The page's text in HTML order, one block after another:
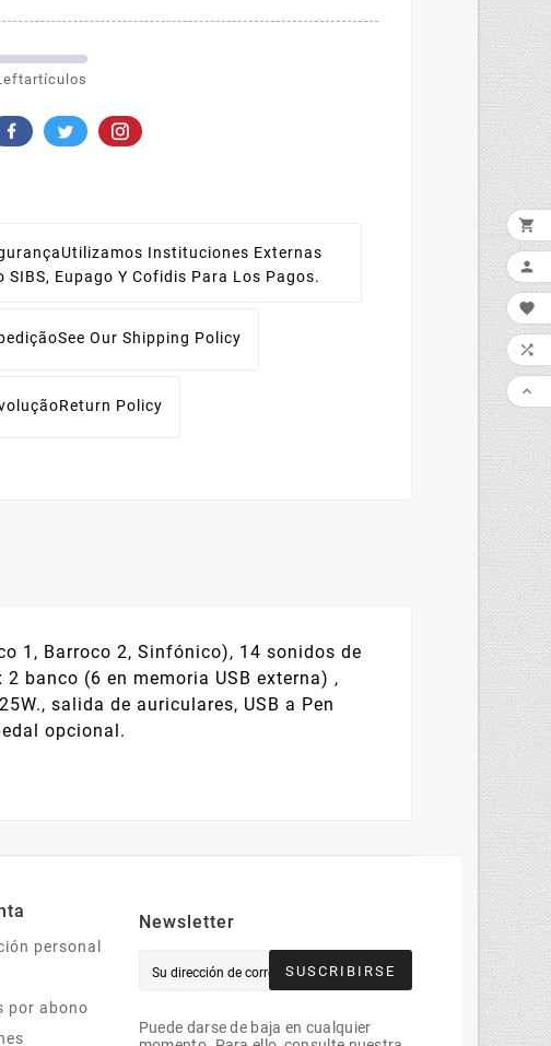
Utilizamos Instituciones Externas
SIBS, Eupago Y Cofidis Para Los Pagos.
See Our Shipping Policy
Return Policy
1, Barroco 2, Sinfónico), 14 sonidos de
banco (6 en memoria USB externa) ,
salida de auriculares, USB a Pen
opcional.
personal
por abono
Newsletter
SUSCRIBIRSE
Puede darse de baja en cualquier




